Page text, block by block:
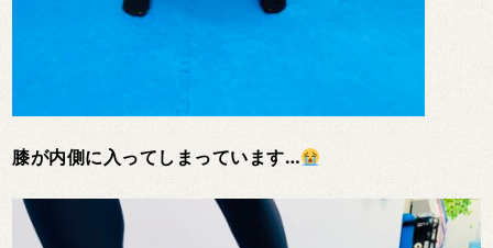
膝が内側に入ってしまっています…